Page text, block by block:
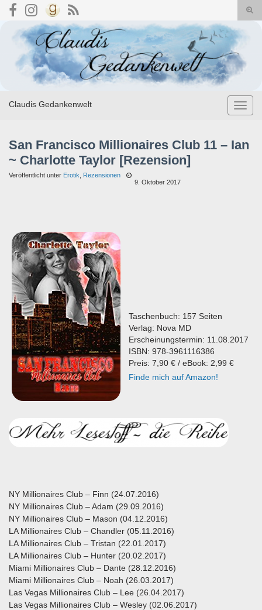
Search for:
Claudis Gedankenwelt
San Francisco Millionaires Club 11 – Ian
~ Charlotte Taylor [Rezension]
Veröffentlicht unter Erotik
Rezensionen
9. Oktober 2017
Taschenbuch: 157 Seiten
Verlag: Nova MD
Erscheinungstermin: 11.08.2017
ISBN: 978-3961116386
Preis: 7,90 € / eBook: 2,99 €
Finde mich auf Amazon!
NY Millionaires Club – Finn (24.07.2016)
NY Millionaires Club – Adam (29.09.2016)
NY Millionaires Club – Mason (04.12.2016)
LA Millionaires Club – Chandler (05.11.2016)
LA Millionaires Club – Tristan (22.01.2017)
LA Millionaires Club – Hunter (20.02.2017)
Miami Millionaires Club – Dante (28.12.2016)
Miami Millionaires Club – Noah (26.03.2017)
Las Vegas Millionaires Club – Lee (26.04.2017)
Las Vegas Millionaires Club – Wesley (02.06.2017)